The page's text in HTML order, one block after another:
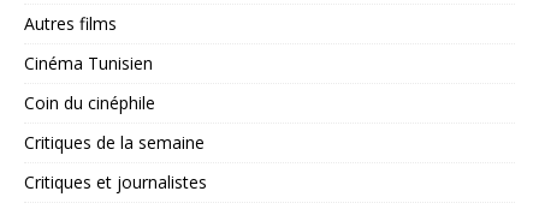
Autres films
Cinéma Tunisien
Coin du cinéphile
Critiques de la semaine
Critiques et journalistes